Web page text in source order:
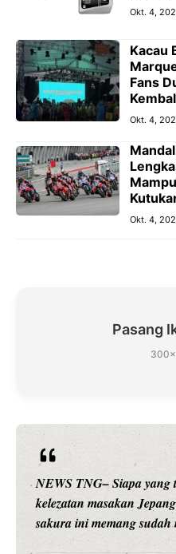
Okt. 4,
Kacau
Fans
Okt. 4,
Okt. 4,
Pasang
NEWS TNG– Siapa
hiburan, Nunung
merambah dunia kuliner